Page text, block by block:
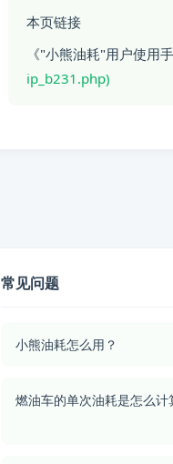
本页链接
《"小熊油耗"用户使用手
ip_b231.php)
常见问题
小熊油耗怎么用？
燃油车的单次油耗是怎么计